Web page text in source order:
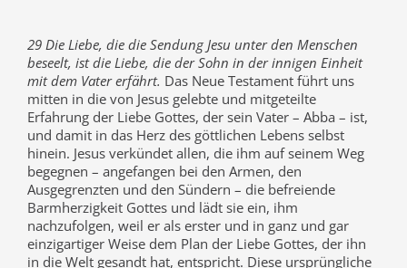
29 Die Liebe, die die Sendung Jesu unter den Menschen
beseelt, ist die Liebe, die der Sohn in der innigen Einheit
mit dem Vater erfährt. Das Neue Testament führt uns
mitten in die von Jesus gelebte und mitgeteilte
Erfahrung der Liebe Gottes, der sein Vater – Abba – ist,
und damit in das Herz des göttlichen Lebens selbst
hinein. Jesus verkündet allen, die ihm auf seinem Weg
begegnen – angefangen bei den Armen, den
Ausgegrenzten und den Sündern – die befreiende
Barmherzigkeit Gottes und lädt sie ein, ihm
nachzufolgen, weil er als erster und in ganz und gar
einzigartiger Weise dem Plan der Liebe Gottes, der ihn
in die Welt gesandt hat, entspricht. Diese ursprüngliche